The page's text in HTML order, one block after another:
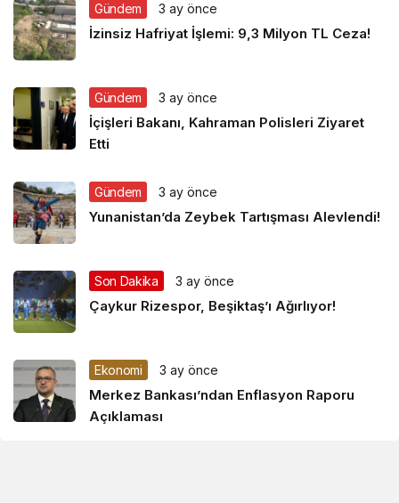
Gündem 3 ay önce
İzinsiz Hafriyat İşlemi: 9,3 Milyon TL Ceza!
Gündem 3 ay önce
İçişleri Bakanı, Kahraman Polisleri Ziyaret
Etti
Gündem 3 ay önce
Yunanistan’da Zeybek Tartışması Alevlendi!
Son Dakika 3 ay önce
Çaykur Rizespor, Beşiktaş’ı Ağırlıyor!
Ekonomi 3 ay önce
Merkez Bankası’ndan Enflasyon Raporu
Açıklaması